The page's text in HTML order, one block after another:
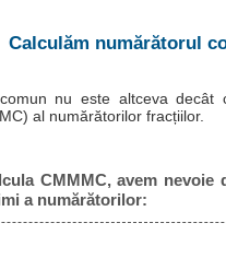
Calculăm numărătorul
nu este altceva decât
al numărătorilor fracțiilor.
CMMMC, avem nevoie
a numărătorilor: